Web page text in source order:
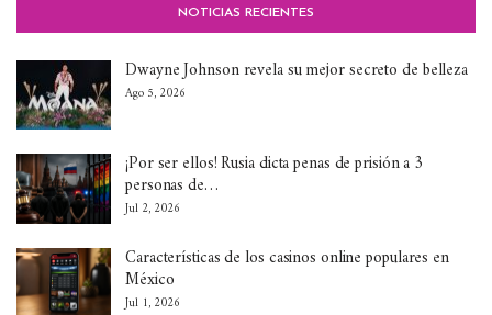
NOTICIAS RECIENTES
Dwayne Johnson revela su mejor secreto de belleza
Ago 5, 2026
¡Por ser ellos! Rusia dicta penas de prisión a 3
personas de…
Jul 2, 2026
Características de los casinos online populares en
México
Jul 1, 2026